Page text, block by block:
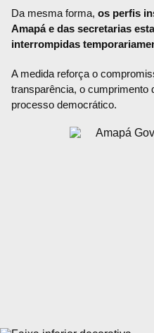
Da mesma forma, os perfis
Amapá e das secretarias
interrompidas
A medida reforça o
transparência, o cumprimento
processo democrático.